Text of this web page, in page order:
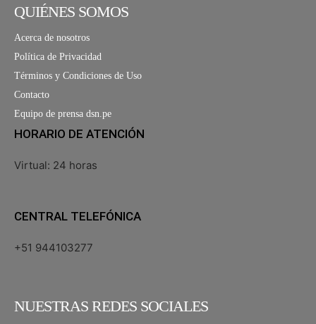
QUIÉNES SOMOS
Acerca de nosotros
Política de Privacidad
Términos y Condiciones de Uso
Contacto
Equipo de prensa dsn.pe
HORARIO DE ATENCIÓN
Virtual: 24 horas
CENTRAL TELEFÓNICA
+51 944103277
NUESTRAS REDES SOCIALES